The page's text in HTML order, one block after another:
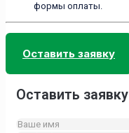
формы оплаты.
Оставить заявку
Оставить заявку